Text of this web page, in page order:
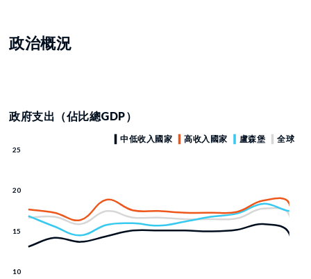
政治概況
政府支出（佔比總GDP）